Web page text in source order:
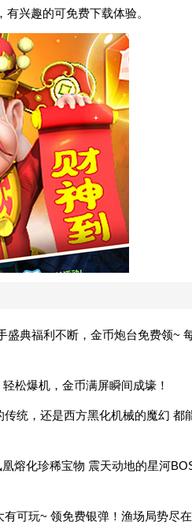
兴趣的可免费下载体验。
盛典福利不断，金币炮台免费领~
松爆机，金币满屏瞬间成壕！
统，还是西方黑化机械的魔幻 都
熔化珍稀宝物 震天动地的星河
可玩~ 领免费银弹！渔场局势尽